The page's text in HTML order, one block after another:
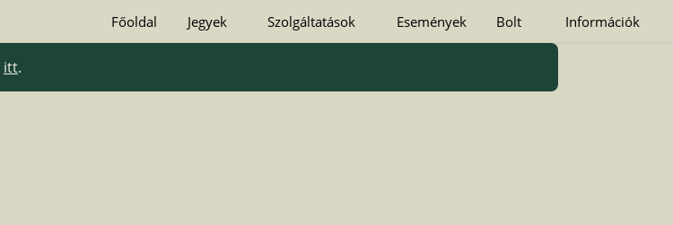
Főoldal Jegyek Szolgáltatások Események Bolt Információk
itt.